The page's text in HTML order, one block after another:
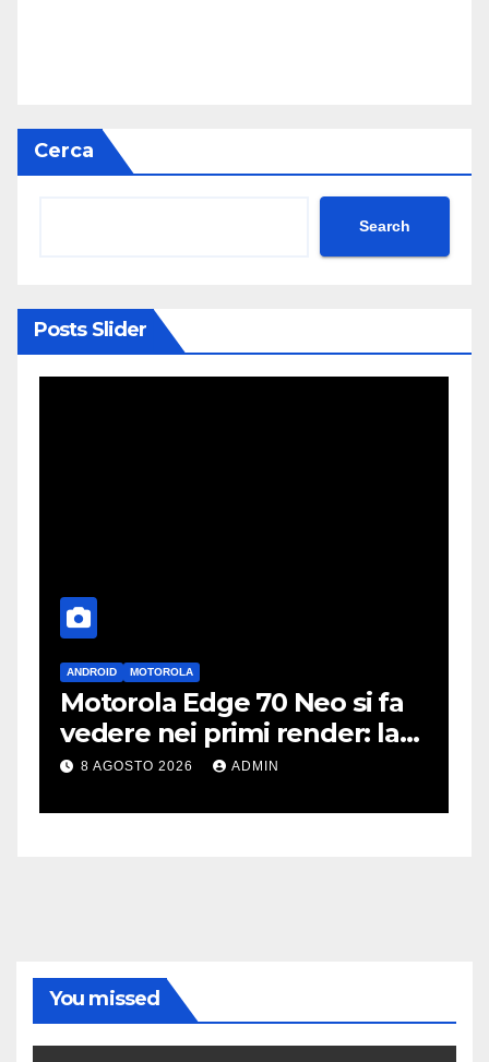
Cerca
Search
Posts Slider
ANDROID MOTOROLA
Motorola Edge 70 Neo si fa
vedere nei primi render: la
fotocamera è da 200 MP
8 AGOSTO 2026 ADMIN
You missed